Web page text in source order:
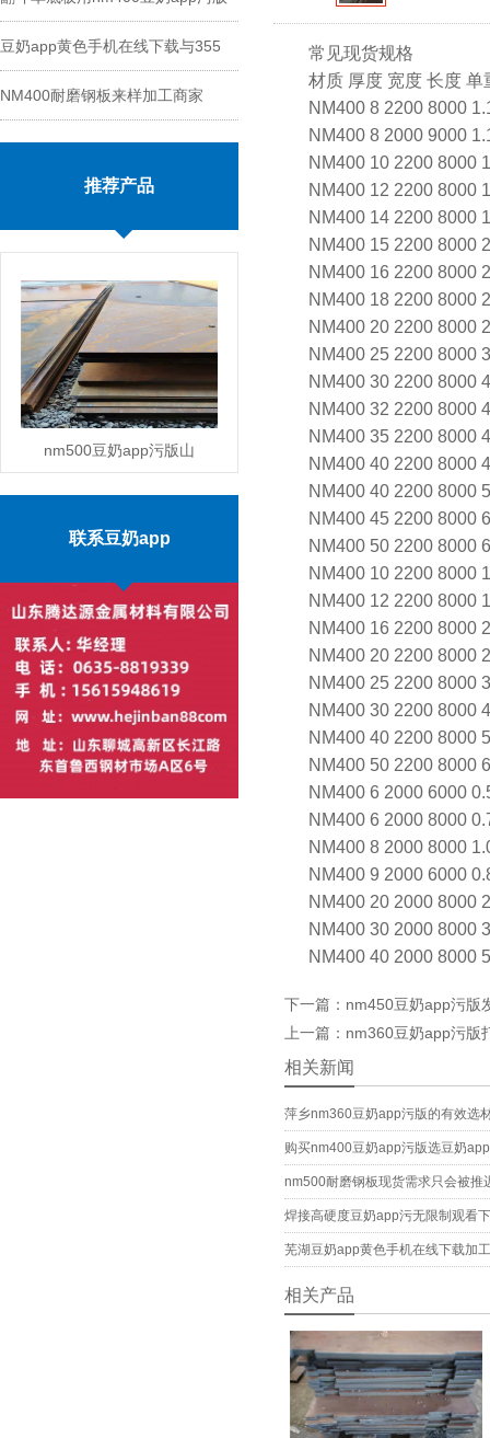
切割
豆奶app黄色手机在线下载与355
钢板区别
NM400耐磨钢板来样加工商家
推荐产品
nm500豆奶app污版山
东现货供应商
MORE
联系豆奶app
常见现货规格
材质 厚度 宽度 长度 单
NM400 8 2200 8000
NM400 8 2000 9000
NM400 10 2200 8000
NM400 12 2200 8000
NM400 14 2200 8000
NM400 15 2200 8000
NM400 16 2200 8000
NM400 18 2200 8000
NM400 20 2200 8000
NM400 25 2200 8000
NM400 30 2200 8000
NM400 32 2200 8000
NM400 35 2200 8000
NM400 40 2200 8000
NM400 40 2200 8000
NM400 45 2200 8000
NM400 50 2200 8000
NM400 10 2200 8000
NM400 12 2200 8000
NM400 16 2200 8000
NM400 20 2200 8000
NM400 25 2200 8000
NM400 30 2200 8000
NM400 40 2200 8000
NM400 50 2200 8000
NM400 6 2000 6000
NM400 6 2000 8000
NM400 8 2000 8000
NM400 9 2000 6000
NM400 20 2000 8000
NM400 30 2000 8000
NM400 40 2000 8000
下一篇：nm450豆奶app污版
上一篇：nm360豆奶app污版
相关新闻
萍乡nm360豆奶app污版的有效选
购买nm400豆奶app污版选豆奶
nm500耐磨钢板现货需求只会被推
焊接高硬度豆奶app污无限制观看
芜湖豆奶app黄色手机在线下载加
相关产品